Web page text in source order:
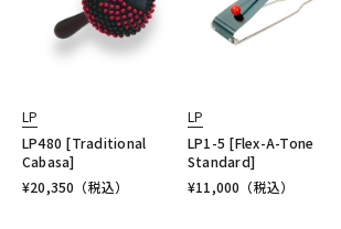
LP
LP480 [Traditional
Cabasa]
¥20,350 （税込）
LP
LP1-5 [Flex-A-Tone
Standard]
¥11,000 （税込）